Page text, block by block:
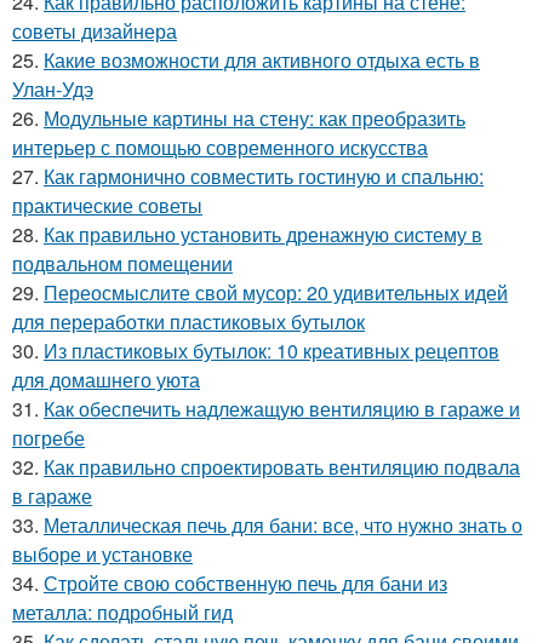
советы дизайнера
25. Какие возможности для активного отдыха есть в
Улан-Удэ
26. Модульные картины на стену: как преобразить
интерьер с помощью современного искусства
27. Как гармонично совместить гостиную и спальню:
практические советы
28. Как правильно установить дренажную систему в
подвальном помещении
29. Переосмыслите свой мусор: 20 удивительных идей
для переработки пластиковых бутылок
30. Из пластиковых бутылок: 10 креативных рецептов
для домашнего уюта
31. Как обеспечить надлежащую вентиляцию в гараже и
погребе
32. Как правильно спроектировать вентиляцию подвала
в гараже
33. Металлическая печь для бани: все, что нужно знать о
выборе и установке
34. Стройте свою собственную печь для бани из
металла: подробный гид